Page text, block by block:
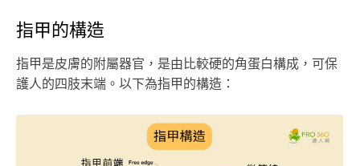
指甲的構造
指甲是皮膚的附屬器官，是由比較硬的角蛋白構成，可保
護人的四肢末端。以下為指甲的構造：